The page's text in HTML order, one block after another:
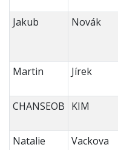
Jakub Novák
Martin
Jírek
CHANSEOB KIM
Natalie Vackova